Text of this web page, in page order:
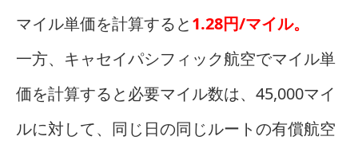
マイル単価を計算すると1.28円/マイル。
一方、キャセイパシフィック航空でマイル単
価を計算すると必要マイル数は、45,000マイ
ルに対して、同じ日の同じルートの有償航空